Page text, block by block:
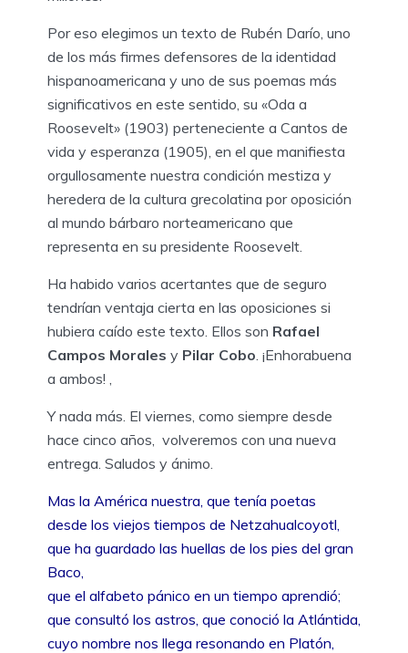
Por eso elegimos un texto de Rubén Darío, uno
de los más firmes defensores de la identidad
hispanoamericana y uno de sus poemas más
significativos en este sentido, su «Oda a
Roosevelt» (1903) perteneciente a Cantos de
vida y esperanza (1905), en el que manifiesta
orgullosamente nuestra condición mestiza y
heredera de la cultura grecolatina por oposición
al mundo bárbaro norteamericano que
representa en su presidente Roosevelt.
Ha habido varios acertantes que de seguro
tendrían ventaja cierta en las oposiciones si
hubiera caído este texto. Ellos son Rafael
Campos Morales y Pilar Cobo . ¡Enhorabuena
a ambos! ,
Y nada más. El viernes, como siempre desde
hace cinco años, volveremos con una nueva
entrega. Saludos y ánimo.
Mas la América nuestra, que tenía poetas
desde los viejos tiempos de Netzahualcoyotl,
que ha guardado las huellas de los pies del gran
Baco,
que el alfabeto pánico en un tiempo aprendió;
que consultó los astros, que conoció la Atlántida,
cuyo nombre nos llega resonando en Platón,